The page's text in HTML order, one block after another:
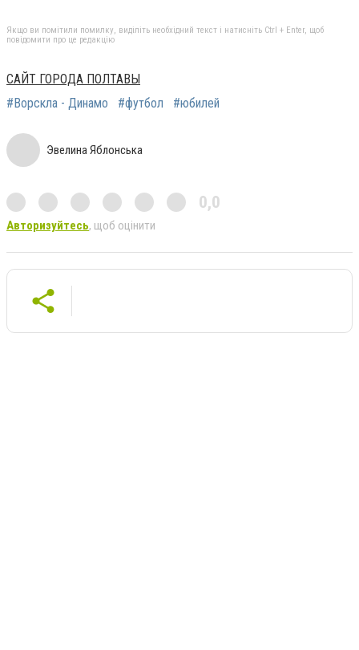
Якщо ви помітили помилку, виділіть необхідний текст і натисніть Ctrl + Enter, щоб
повідомити про це редакцію
САЙТ ГОРОДА ПОЛТАВЫ
#Ворскла - Динамо
#футбол #юбилей
Эвелина Яблонська
0,0
Авторизуйтесь, щоб оцінити